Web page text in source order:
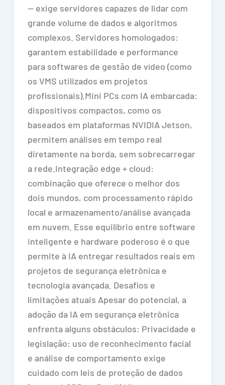
— exige servidores capazes de lidar com
grande volume de dados e algoritmos
complexos. Servidores homologados:
garantem estabilidade e performance
para softwares de gestão de vídeo (como
os VMS utilizados em projetos
profissionais).Mini PCs com IA embarcada:
dispositivos compactos, como os
baseados em plataformas NVIDIA Jetson,
permitem análises em tempo real
diretamente na borda, sem sobrecarregar
a rede.Integração edge + cloud:
combinação que oferece o melhor dos
dois mundos, com processamento rápido
local e armazenamento/análise avançada
em nuvem. Esse equilíbrio entre software
inteligente e hardware poderoso é o que
permite à IA entregar resultados reais em
projetos de segurança eletrônica e
tecnologia avançada. Desafios e
limitações atuais Apesar do potencial, a
adoção da IA em segurança eletrônica
enfrenta alguns obstáculos: Privacidade e
legislação: uso de reconhecimento facial
e análise de comportamento exige
cuidado com leis de proteção de dados